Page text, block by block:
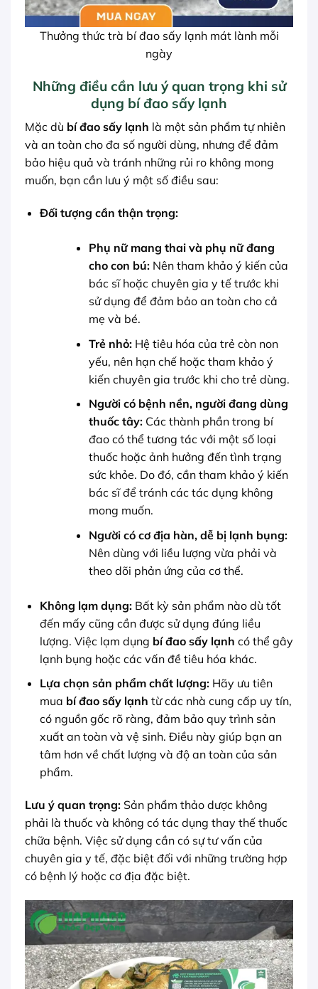
Thưởng thức trà bí đao sấy lạnh mát lành mỗi
ngày
Những điều cần lưu ý quan trọng khi sử
dụng bí đao sấy lạnh
Mặc dù bí đao sấy lạnh là một sản phẩm tự nhiên
và an toàn cho đa số người dùng, nhưng để đảm
bảo hiệu quả và tránh những rủi ro không mong
muốn, bạn cần lưu ý một số điều sau:
Đối tượng cần thận trọng:
Phụ nữ mang thai và phụ nữ đang
cho con bú:Nên tham khảo ý kiến của
bác sĩ hoặc chuyên gia y tế trước khi
sử dụng để đảm bảo an toàn cho cả
mẹ và bé.
Trẻ nhỏ:Hệ tiêu hóa của trẻ còn non
yếu, nên hạn chế hoặc tham khảo ý
kiến chuyên gia trước khi cho trẻ dùng.
Người có bệnh nền, người đang dùng
thuốc tây:Các thành phần trong bí
đao có thể tương tác với một số loại
thuốc hoặc ảnh hưởng đến tình trạng
sức khỏe. Do đó, cần tham khảo ý kiến
bác sĩ để tránh các tác dụng không
mong muốn.
Người có cơ địa hàn, dễ bị lạnh bụng:
Nên dùng với liều lượng vừa phải và
theo dõi phản ứng của cơ thể.
Không lạm dụng:Bất kỳ sản phẩm nào dù tốt
đến mấy cũng cần được sử dụng đúng liều
lượng. Việc lạm dụng bí đao sấy lạnh có thể gây
lạnh bụng hoặc các vấn đề tiêu hóa khác.
Lựa chọn sản phẩm chất lượng:Hãy ưu tiên
mua bí đao sấy lạnh từ các nhà cung cấp uy tín,
có nguồn gốc rõ ràng, đảm bảo quy trình sản
xuất an toàn và vệ sinh. Điều này giúp bạn an
tâm hơn về chất lượng và độ an toàn của sản
phẩm.
Lưu ý quan trọng: Sản phẩm thảo dược không
phải là thuốc và không có tác dụng thay thế thuốc
chữa bệnh. Việc sử dụng cần có sự tư vấn của
chuyên gia y tế, đặc biệt đối với những trường hợp
có bệnh lý hoặc cơ địa đặc biệt.